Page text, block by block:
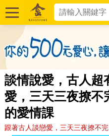
談情說愛，古人超
愛，三天三夜撩不
的愛情課
跟著古人談戀愛，三天三夜撩不完